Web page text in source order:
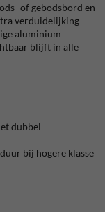
of gebodsbord en
verduidelijking
aluminium
blijft in alle
dubbel
bij hogere klasse